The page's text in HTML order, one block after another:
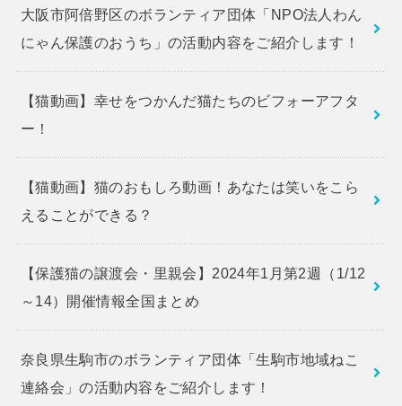
大阪市阿倍野区のボランティア団体「NPO法人わん
にゃん保護のおうち」の活動内容をご紹介します！
【猫動画】幸せをつかんだ猫たちのビフォーアフタ
ー！
【猫動画】猫のおもしろ動画！あなたは笑いをこら
えることができる？
【保護猫の譲渡会・里親会】2024年1月第2週（1/12
～14）開催情報全国まとめ
奈良県生駒市のボランティア団体「生駒市地域ねこ
連絡会」の活動内容をご紹介します！